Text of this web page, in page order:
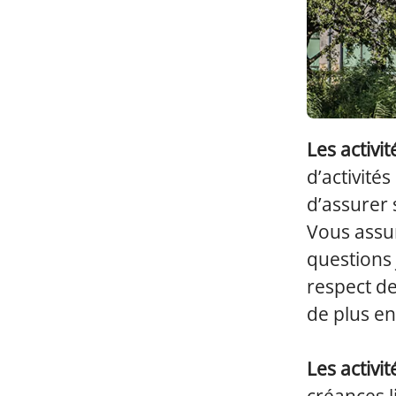
Les
Vous
respect
de plus
Les